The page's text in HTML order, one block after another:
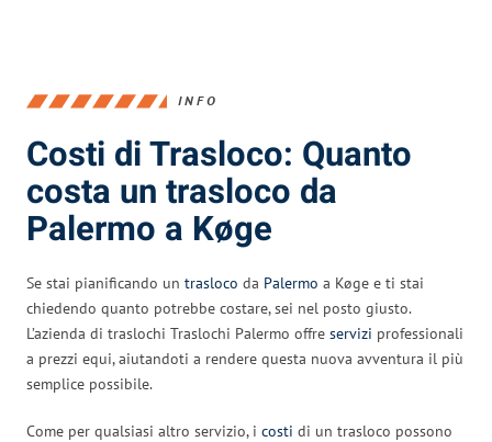
INFO
Costi di Trasloco: Quanto
costa un trasloco da
Palermo a Køge
Se stai pianificando un trasloco da Palermo a Køge e ti stai
chiedendo quanto potrebbe costare, sei nel posto giusto.
L’azienda di traslochi Traslochi Palermo offre servizi professionali
a prezzi equi, aiutandoti a rendere questa nuova avventura il più
semplice possibile.
Come per qualsiasi altro servizio, i costi di un trasloco possono